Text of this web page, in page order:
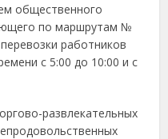
общественного
по маршрутам №
работников
с 5:00 до 10:00 и с
развлекательных